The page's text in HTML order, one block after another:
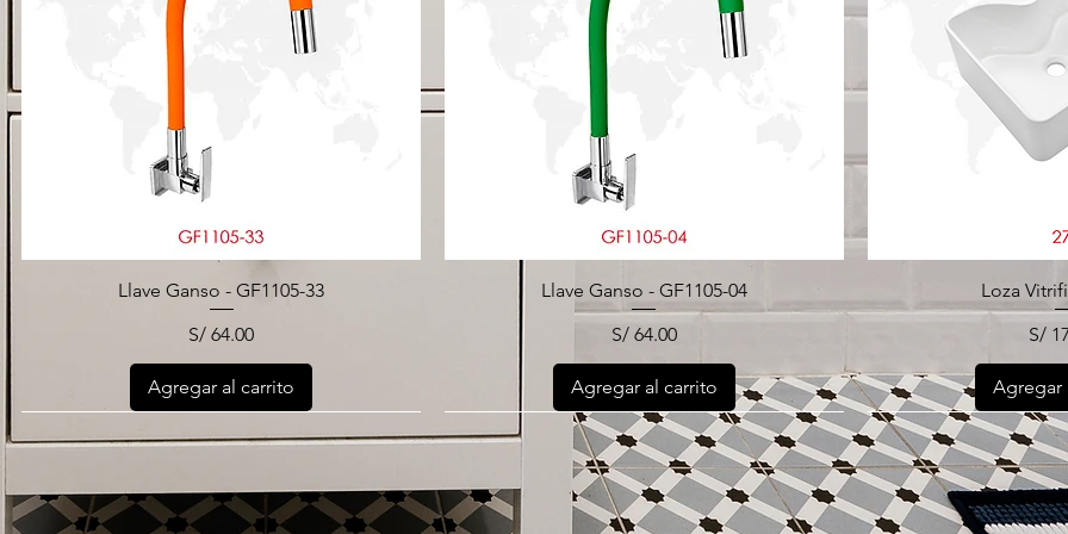
Llave Ganso - GF1105-33
Precio
S/ 64.00
Agregar al carrito
Llave Ganso - GF1105-04
Precio
S/ 64.00
Agregar al carrito
Loza
S/
Agregar